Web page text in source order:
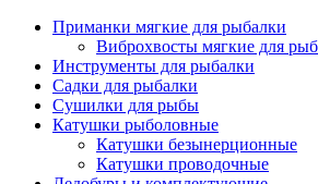
Приманки мягкие для рыбалки
Виброхвосты мягкие для
Инструменты для рыбалки
Садки для рыбалки
Сушилки для рыбы
Катушки рыболовные
Катушки безынерционные
Катушки проводочные